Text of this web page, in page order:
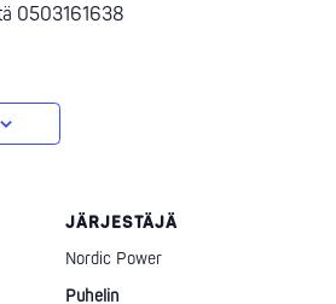
0503161638
JÄRJESTÄJÄ
Nordic Power
Puhelin